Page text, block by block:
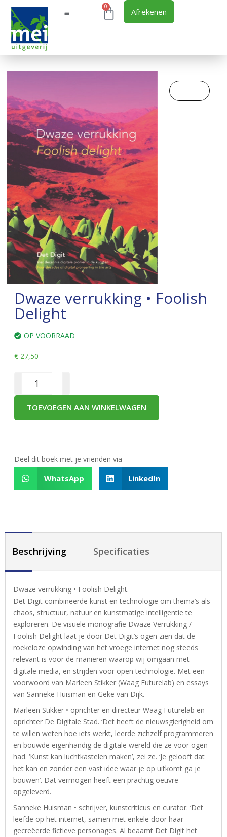
0
Afrekenen
Dwaze verrukking • Foolish
Delight
OP VOORRAAD
€ 27,50
TOEVOEGEN AAN WINKELWAGEN
Deel dit boek met je vrienden via
WhatsApp LinkedIn
Beschrijving Specificaties
Dwaze verrukking • Foolish Delight.
Det Digit combineerde kunst en technologie om thema’s als
chaos, structuur, natuur en kunstmatige intelligentie te
exploreren. De visuele monografie Dwaze Verrukking /
Foolish Delight laat je door Det Digit’s ogen zien dat de
roekeloze opwinding van het vroege internet nog steeds
relevant is voor de manieren waarop wij omgaan met
digitale media, en strijden voor open technologie. Met een
voorwoord van Marleen Stikker (Waag Futurelab) en essays
van Sanneke Huisman en Geke van Dijk.
Marleen Stikker • oprichter en directeur Waag Futurelab en
oprichter De Digitale Stad. ‘Det heeft de nieuwsgierigheid om
te willen weten hoe iets werkt, leerde zichzelf programmeren
en bouwde eigenhandig de digitale wereld die ze voor ogen
had. ‘Kunst kan luchtkastelen maken’, zei ze. ‘Je gelooft dat
het kan en zonder een vast idee waar je op uitkomt ga je
bouwen’. Dat vermogen heeft een prachtig oeuvre
opgeleverd.
Sanneke Huisman • schrijver, kunstcriticus en curator. ‘Det
leefde op het internet, samen met enkele door haar
gecreëerde fictieve personages. Al beaamt Det Digit het